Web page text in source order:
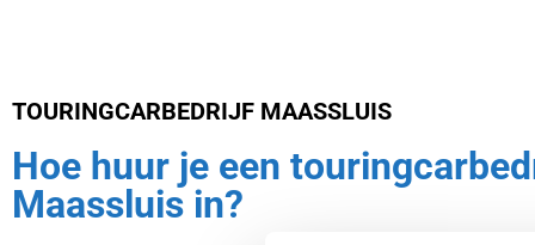
TOURINGCARBEDRIJF MAASSLUIS
Hoe huur je een
Maassluis in?